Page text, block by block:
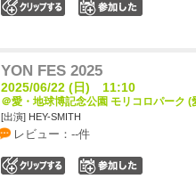
YON FES 2025
2025/06/22 (日) 11:10
＠愛・地球博記念公園 モリコロパーク (
[出演] HEY-SMITH
レビュー：--件